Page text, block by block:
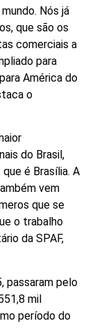
Nós já
que são os
comerciais a
para
América do
o
do Brasil,
é Brasília. A
vem
que se
o trabalho
da SPAF,
passaram pelo
mil
período do